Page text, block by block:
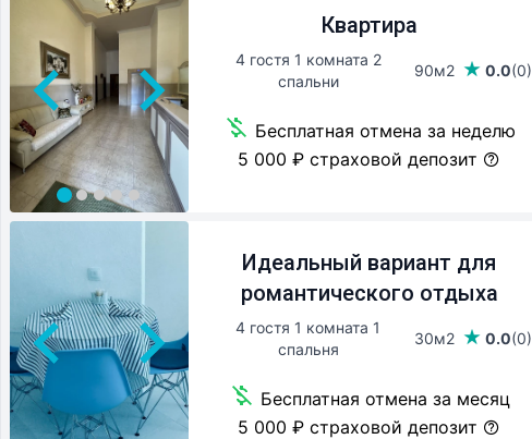
Квартира
4 гостя 1 комната 2
спальни
90м2 0.0(0)
Бесплатная отмена за неделю
5 000 ₽ страховой депозит
Идеальный вариант для
романтического отдыха
4 гостя 1 комната 1
спальня
30м2 0.0(0)
Бесплатная отмена за месяц
5 000 ₽ страховой депозит